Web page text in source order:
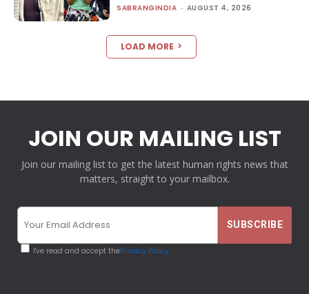
SABRANGINDIA - AUGUST 4, 2026
LOAD MORE
JOIN OUR MAILING LIST
Join our mailing list to get the latest human rights news that
matters, straight to your mailbox.
I've read and accept thePrivacy Policy